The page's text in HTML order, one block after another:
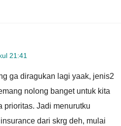
21:41
ga diragukan lagi yaak, jenis2
nolong banget untuk kita
prioritas. Jadi menurutku
dari skrg deh, mulai